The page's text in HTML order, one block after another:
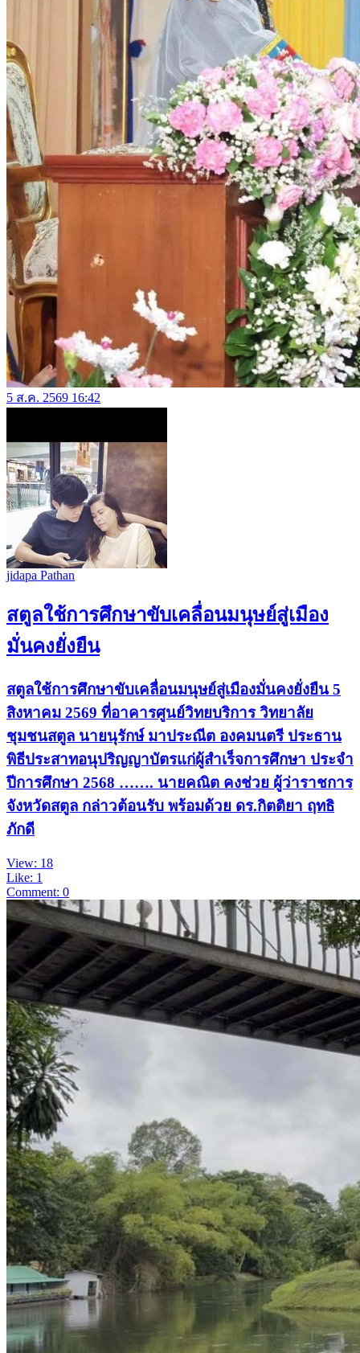
5 ส.ค. 2569 16:42
jidapa Pathan
สตูลใช้การศึกษาขับเคลื่อนมนุษย์สู่เมือง
มั่นคงยั่งยืน
สตูลใช้การศึกษาขับเคลื่อนมนุษย์สู่เมืองมั่นคงยั่งยืน 5
สิงหาคม 2569 ที่อาคารศูนย์วิทยบริการ วิทยาลัย
ชุมชนสตูล นายนุรักษ์ มาประณีต องคมนตรี ประธาน
พิธีประสาทอนุปริญญาบัตรแก่ผู้สำเร็จการศึกษา ประจำ
ปีการศึกษา 2568 ……. นายคณิต คงช่วย ผู้ว่าราชการ
จังหวัดสตูล กล่าวต้อนรับ พร้อมด้วย ดร.กิตติยา ฤทธิ
ภักดี
View: 18
Like: 1
Comment: 0